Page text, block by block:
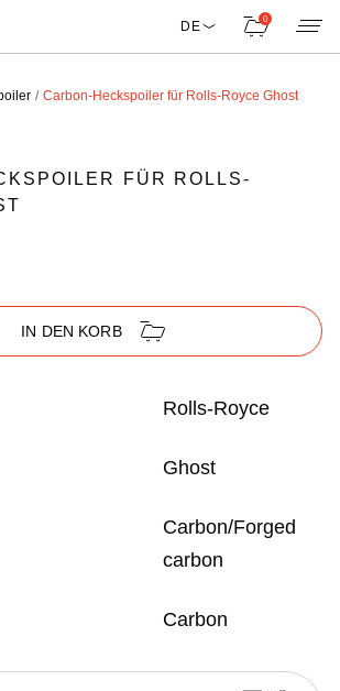
DE 0
Carbon-Heckspoiler für Rolls-Royce Ghost
FÜR ROLLS-
IN DEN KORB
Rolls-Royce
Ghost
Carbon/Forged
carbon
Carbon